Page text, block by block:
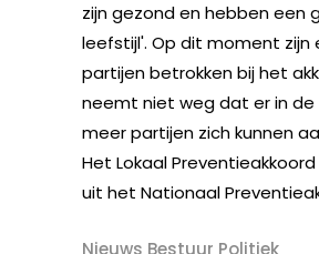
zijn gezond en hebben een
leefstijl'. Op dit moment zijn
partijen betrokken bij het
neemt niet weg dat er in
meer partijen zich kunnen
Het Lokaal
uit het Nationaal
Nieuws Bestuur Politiek